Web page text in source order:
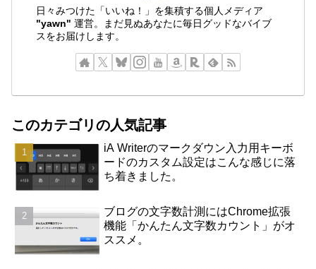
日々みつけた「いいね！」を集積する個人メディア
"yawn" 運営。まだ見ぬあなたに毎日グッドなバイブ
スをお届けします。
このカテゴリの人気記事
iA Writerのマークダウン入力用キーボ
ードのカスタム設定はこんな感じに落
ち着きました。
ブログの文字数計測にはChrome拡張
機能「かんたん文字数カウント」がオ
ススメ。